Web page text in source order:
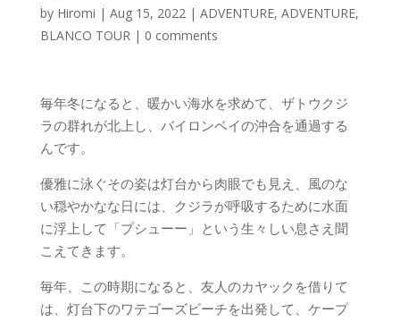
by Hiromi | Aug 15, 2022| ADVENTURE, ADVENTURE,
BLANCO TOUR| 0 comments
毎年冬になると、暖かい海水を求めて、ザトウクジ
ラの群れが北上し、バイロンベイの沖合を通過する
んです。
優雅に泳ぐその姿は灯台から肉眼でも見え、風のな
い穏やかなな日には、クジラが呼吸するために水面
に浮上して「プシューー」という生々しい息さえ聞
こえてきます。
毎年、この時期になると、友人のカヤックを借りて
は、灯台下のワテゴーズビーチを出発して、ケープ